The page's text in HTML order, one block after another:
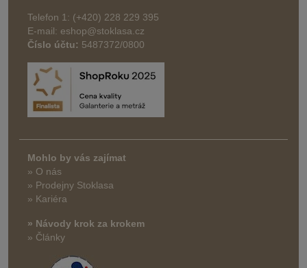
Telefon 1: (+420) 228 229 395
E-mail: eshop@stoklasa.cz
Číslo účtu: 5487372/0800
Mohlo by vás zajímat
» O nás
» Prodejny Stoklasa
» Kariéra
» Návody krok za krokem
» Články